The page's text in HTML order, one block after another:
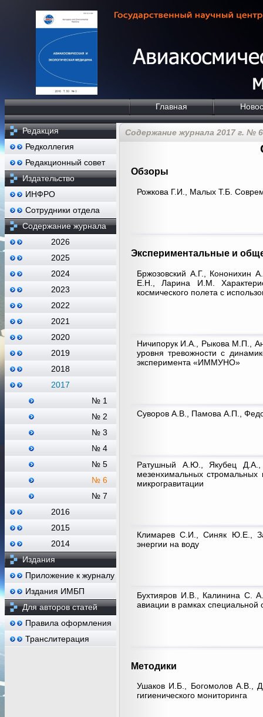
Главная
Редакция
Редколлегия
Редакционный совет
Издательство
ИНФРО
Сотрудники отдела
Содержание журнала
2026
2025
2024
2023
2022
2021
2020
2019
2018
2017
№ 1
№ 2
№ 3
№ 4
№ 5
№ 6
№ 7
2016
2015
2014
Издания
Приложение к журналу
Издания ИМБП
Для авторов статей
Правила оформления
Транслитерация
Содержание журнала 2017 г. № 6
Обзоры
Рожкова Г.И., Малых Т.Б.
Экспериментальные и
Бржозовский А.Г.,
Е.Н., Ларина И.М.
космического полета с
Ничипорук И.А., Рыкова М.П.,
уровня тревожности с
эксперимента «ИММУНО»
Суворов А.В., Памова А.П.,
Ратушный А.Ю., Якубец Д.А.,
мезенхимальных
микрогравитации
Климарев С.И., Синяк Ю.Е.,
энергии на воду
Бухтияров И.В., Калинина С.
авиации в рамках специальной
Методики
Ушаков И.Б., Богомолов А.В.,
гигиенического мониторинга